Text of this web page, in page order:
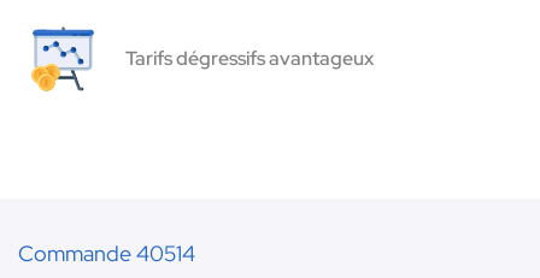
Tarifs dégressifs avantageux
Commande 40514